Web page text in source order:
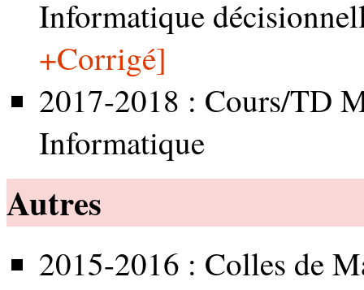
Informatique
+Corrigé]
2017-2018 : Cours/TD
Informatique
Autres
2015-2016 : Colles de